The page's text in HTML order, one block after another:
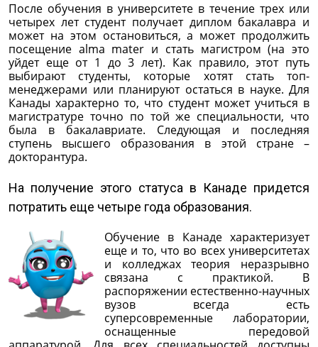
После обучения в университете в течение трех или
четырех лет студент получает диплом бакалавра и
может на этом остановиться, а может продолжить
посещение alma mater и стать магистром (на это
уйдет еще от 1 до 3 лет). Как правило, этот путь
выбирают студенты, которые хотят стать топ-
менеджерами или планируют остаться в науке. Для
Канады характерно то, что студент может учиться в
магистратуре точно по той же специальности, что
была в бакалавриате. Следующая и последняя
ступень высшего образования в этой стране –
докторантура.
На получение этого статуса в Канаде придется
потратить еще четыре года образования.
Обучение в Канаде характеризует
еще и то, что во всех университетах
и колледжах теория неразрывно
связана с практикой. В
распоряжении естественно-научных
вузов всегда есть
суперсовременные лаборатории,
оснащенные передовой